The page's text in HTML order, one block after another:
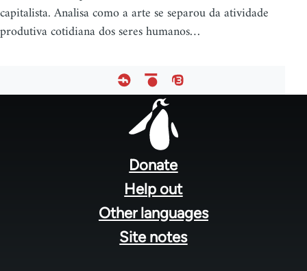
capitalista. Analisa como a arte se separou da atividade
produtiva cotidiana dos seres humanos…
Donate
Help out
Other languages
Site notes